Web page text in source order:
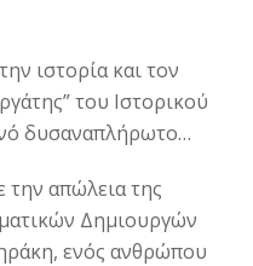
ιστορία και τον
του Ιστορικού
δυσαναπλήρωτο…
απώλεια της
Δημιουργών
ενός ανθρώπου